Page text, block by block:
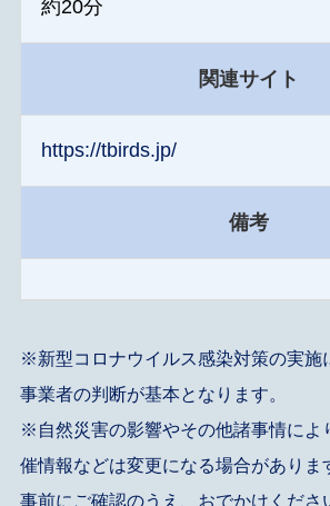
約20分
関連サイト
https://tbirds.jp/
備考
※新型コロナウイルス感染対策の実施
事業者の判断が基本となります。
※自然災害の影響やその他諸事情によ
催情報などは変更になる場合がありま
事前にご確認のうえ、おでかけくださ